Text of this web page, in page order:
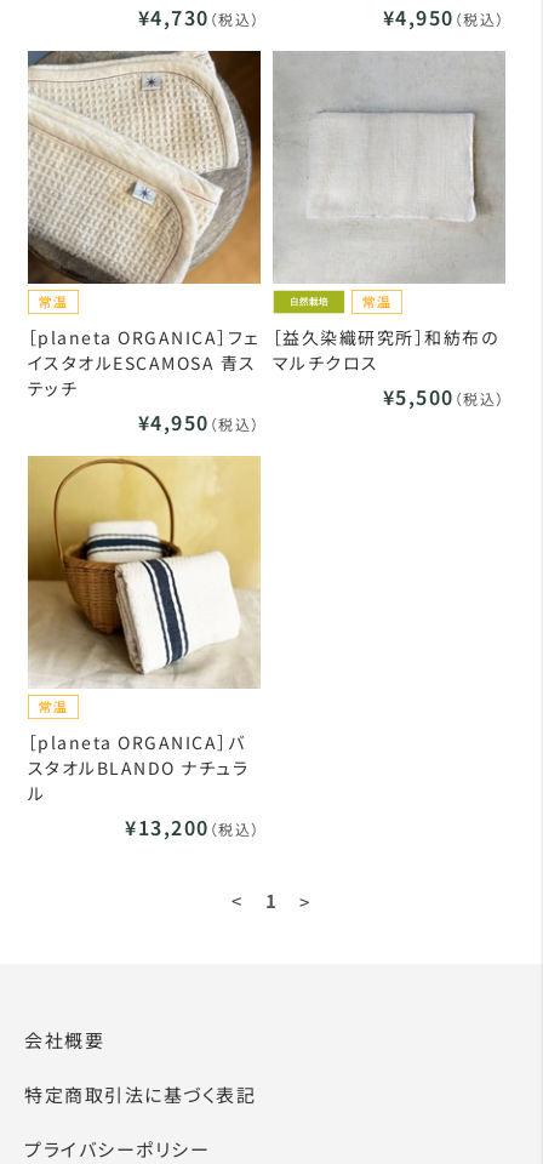
¥4,730 （税込） ¥4,950 （税込）
［planeta ORGANICA］フェ
イスタオルESCAMOSA 青ス
テッチ
¥4,950 （税込）
［益久染織研究所］和紡布の
マルチクロス
¥5,500 （税込）
［planeta ORGANICA］バ
スタオルBLANDO ナチュラ
ル
¥13,200 （税込）
< 1 >
会社概要
特定商取引法に基づく表記
プライバシーポリシー